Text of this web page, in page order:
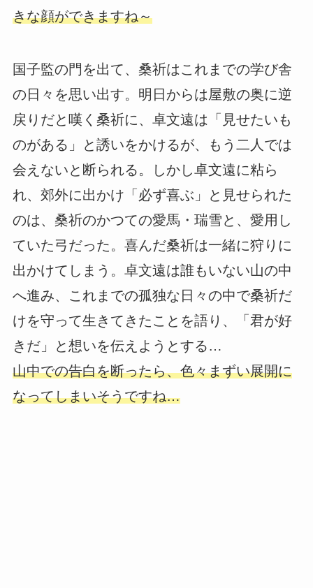
きな顔ができますね～
国子監の門を出て、桑祈はこれまでの学び舎
の日々を思い出す。明日からは屋敷の奥に逆
戻りだと嘆く桑祈に、卓文遠は「見せたいも
のがある」と誘いをかけるが、もう二人では
会えないと断られる。しかし卓文遠に粘ら
れ、郊外に出かけ「必ず喜ぶ」と見せられた
のは、桑祈のかつての愛馬・瑞雪と、愛用し
ていた弓だった。喜んだ桑祈は一緒に狩りに
出かけてしまう。卓文遠は誰もいない山の中
へ進み、これまでの孤独な日々の中で桑祈だ
けを守って生きてきたことを語り、「君が好
きだ」と想いを伝えようとする…
山中での告白を断ったら、色々まずい展開に
なってしまいそうですね…